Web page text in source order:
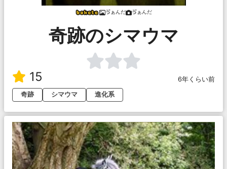
ゔぁんだ ゔぁんだ
奇跡のシマウマ
15
6年くらい前
奇跡
シマウマ 進化系